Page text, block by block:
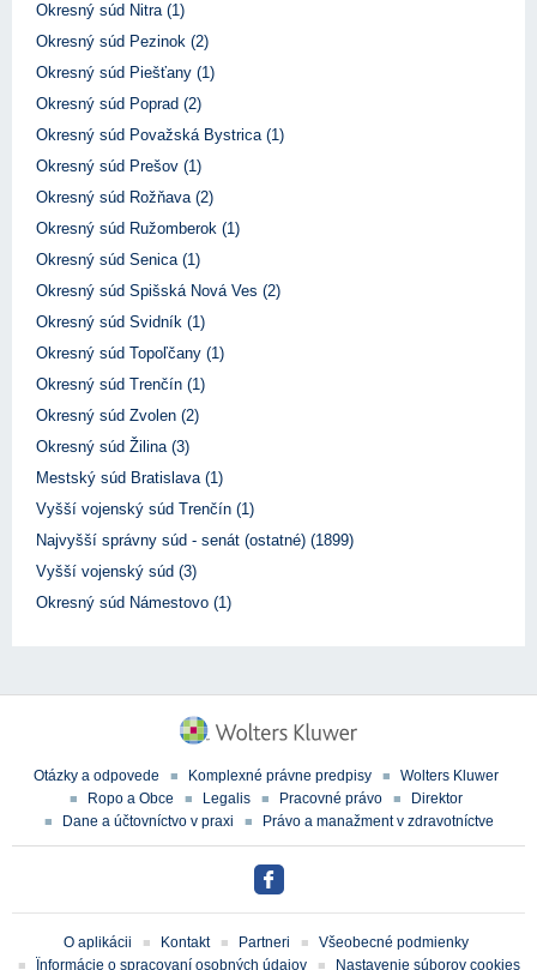
Okresný súd Nitra (1)
Okresný súd Pezinok (2)
Okresný súd Piešťany (1)
Okresný súd Poprad (2)
Okresný súd Považská Bystrica (1)
Okresný súd Prešov (1)
Okresný súd Rožňava (2)
Okresný súd Ružomberok (1)
Okresný súd Senica (1)
Okresný súd Spišská Nová Ves (2)
Okresný súd Svidník (1)
Okresný súd Topoľčany (1)
Okresný súd Trenčín (1)
Okresný súd Zvolen (2)
Okresný súd Žilina (3)
Mestský súd Bratislava (1)
Vyšší vojenský súd Trenčín (1)
Najvyšší správny súd - senát (ostatné) (1899)
Vyšší vojenský súd (3)
Okresný súd Námestovo (1)
Otázky a odpovede Komplexné právne predpisy
Wolters Kluwer
Ropo a Obce
Legalis Pracovné právo
Direktor
Dane a účtovníctvo v praxi
Právo a manažment v zdravotníctve
O aplikácii Kontakt Partneri
Všeobecné podmienky
Ïnformácie o spracovaní osobných údajov
Nastavenie súborov cookies